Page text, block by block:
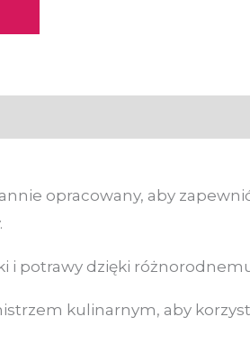
opracowany, aby
i potrawy dzięki
kulinarnym, aby